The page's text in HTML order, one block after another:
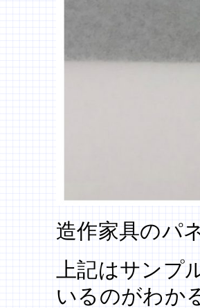
造作家具のパ
上記はサンプ
いるのがわか